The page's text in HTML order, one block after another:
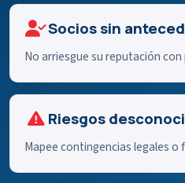
Socios sin
No arriesgue su reputación
Riesgos
Mapee contingencias legales o